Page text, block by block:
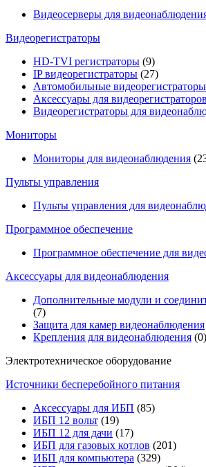
Видеосерверы для
Видеорегистраторы
HD-TVI регистраторы (9)
IP видеорегистраторы (27)
Автомобильные видеорегистраторы
Аксессуары для видеорегистраторов
Видеорегистраторы для
Мониторы
Мониторы для видеонаблюдения
Пульты управления
Пульты управления для
Программное обеспечение
Программное обеспечение для
Аксессуары для видеонаблюдения
Дополнительные модули и
(7)
Защита для камер видеонаблюдения
Крепления для видеонаблюдения (0)
Электротехническое оборудование
Источники бесперебойного питания
Аксессуары для ИБП (85)
ИБП 12 вольт (19)
ИБП 12 для дачи (17)
ИБП для газовых котлов (201)
ИБП для компьютера (329)